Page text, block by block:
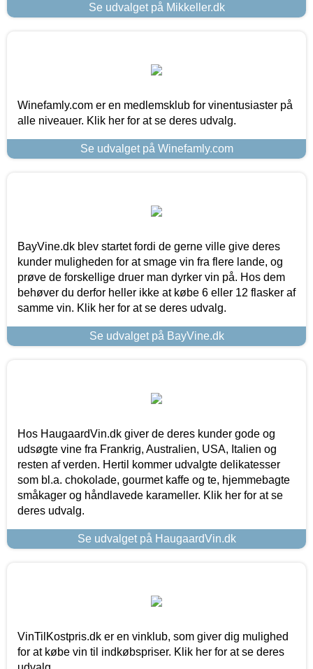
Se udvalget på Mikkeller.dk
Winefamly.com er en medlemsklub for vinentusiaster på
alle niveauer. Klik her for at se deres udvalg.
Se udvalget på Winefamly.com
BayVine.dk blev startet fordi de gerne ville give deres
kunder muligheden for at smage vin fra flere lande, og
prøve de forskellige druer man dyrker vin på. Hos dem
behøver du derfor heller ikke at købe 6 eller 12 flasker af
samme vin. Klik her for at se deres udvalg.
Se udvalget på BayVine.dk
Hos HaugaardVin.dk giver de deres kunder gode og
udsøgte vine fra Frankrig, Australien, USA, Italien og
resten af verden. Hertil kommer udvalgte delikatesser
som bl.a. chokolade, gourmet kaffe og te, hjemmebagte
småkager og håndlavede karameller. Klik her for at se
deres udvalg.
Se udvalget på HaugaardVin.dk
VinTilKostpris.dk er en vinklub, som giver dig mulighed
for at købe vin til indkøbspriser. Klik her for at se deres